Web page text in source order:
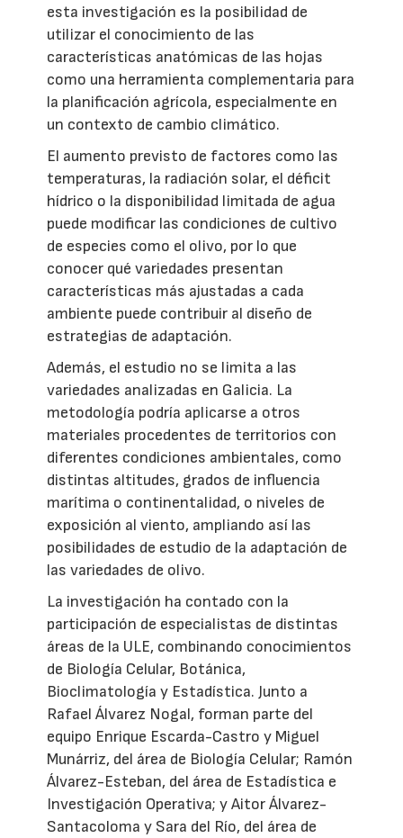
esta investigación es la posibilidad de
utilizar el conocimiento de las
características anatómicas de las hojas
como una herramienta complementaria para
la planificación agrícola, especialmente en
un contexto de cambio climático.
El aumento previsto de factores como las
temperaturas, la radiación solar, el déficit
hídrico o la disponibilidad limitada de agua
puede modificar las condiciones de cultivo
de especies como el olivo, por lo que
conocer qué variedades presentan
características más ajustadas a cada
ambiente puede contribuir al diseño de
estrategias de adaptación.
Además, el estudio no se limita a las
variedades analizadas en Galicia. La
metodología podría aplicarse a otros
materiales procedentes de territorios con
diferentes condiciones ambientales, como
distintas altitudes, grados de influencia
marítima o continentalidad, o niveles de
exposición al viento, ampliando así las
posibilidades de estudio de la adaptación de
las variedades de olivo.
La investigación ha contado con la
participación de especialistas de distintas
áreas de la ULE, combinando conocimientos
de Biología Celular, Botánica,
Bioclimatología y Estadística. Junto a
Rafael Álvarez Nogal, forman parte del
equipo Enrique Escarda-Castro y Miguel
Munárriz, del área de Biología Celular; Ramón
Álvarez-Esteban, del área de Estadística e
Investigación Operativa; y Aitor Álvarez-
Santacoloma y Sara del Río, del área de